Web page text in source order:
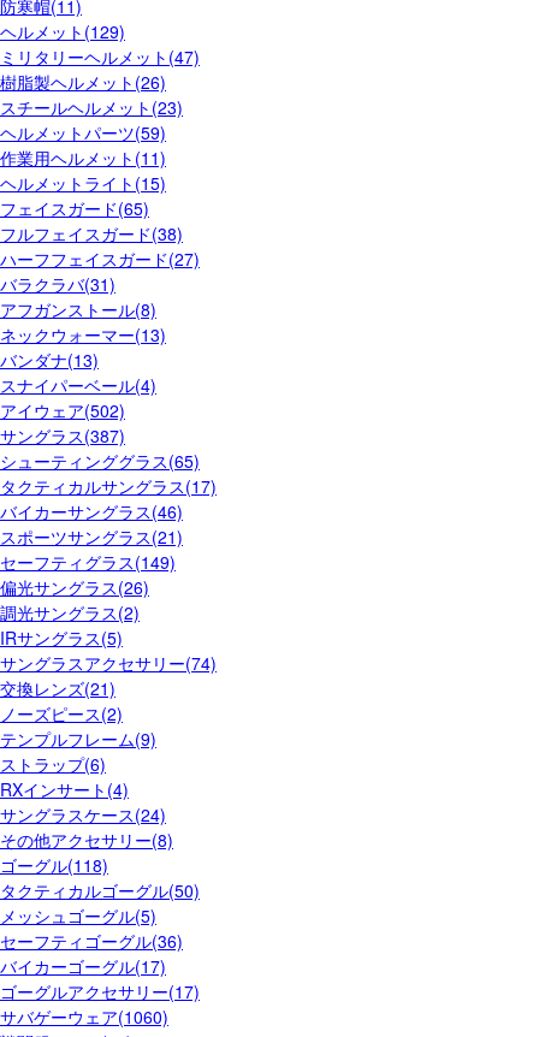
防寒帽(11)
ヘルメット(129)
ミリタリーヘルメット(47)
樹脂製ヘルメット(26)
スチールヘルメット(23)
ヘルメットパーツ(59)
作業用ヘルメット(11)
ヘルメットライト(15)
フェイスガード(65)
フルフェイスガード(38)
ハーフフェイスガード(27)
バラクラバ(31)
アフガンストール(8)
ネックウォーマー(13)
バンダナ(13)
スナイパーベール(4)
アイウェア(502)
サングラス(387)
シューティンググラス(65)
タクティカルサングラス(17)
バイカーサングラス(46)
スポーツサングラス(21)
セーフティグラス(149)
偏光サングラス(26)
調光サングラス(2)
IRサングラス(5)
サングラスアクセサリー(74)
交換レンズ(21)
ノーズピース(2)
テンプルフレーム(9)
ストラップ(6)
RXインサート(4)
サングラスケース(24)
その他アクセサリー(8)
ゴーグル(118)
タクティカルゴーグル(50)
メッシュゴーグル(5)
セーフティゴーグル(36)
バイカーゴーグル(17)
ゴーグルアクセサリー(17)
サバゲーウェア(1060)